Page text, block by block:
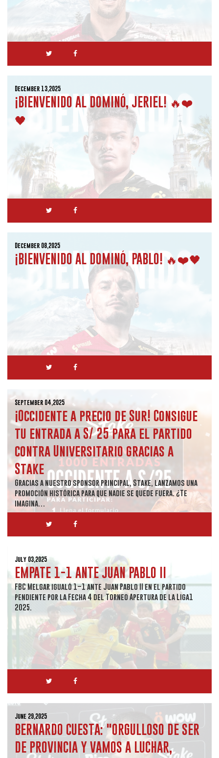
December 13,2025
¡BIENVENIDO AL DOMINÓ, JERIEL! 🔥❤️
🖤
December 08,2025
¡BIENVENIDO AL DOMINÓ, PABLO! 🔥❤️🖤
September 04,2025
¡Occidente a precio de Sur! Consigue
tu entrada a S/ 25 para el partido
contra Universitario gracias a
Stake
Gracias a nuestro sponsor principal, Stake, lanzamos una
promoción histórica para que nadie se quede fuera. ¿Te
imagina…
July 03,2025
EMPATE 1-1 ANTE JUAN PABLO II
FBC Melgar igualó 1–1 ante Juan Pablo II en el partido
pendiente por la Fecha 4 del Torneo Apertura de la Liga1
2025.
June 29,2025
BERNARDO CUESTA: "ORGULLOSO DE SER
DE PROVINCIA Y VAMOS A LUCHAR,